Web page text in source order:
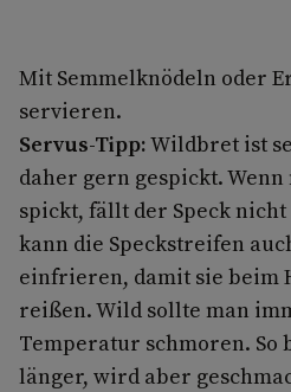
Mit Semmelknödeln oder
servieren.
Servus-Tipp:Wildbret ist
daher gern gespickt.
spickt, fällt der Speck
kann die Speckstreifen
einfrieren, damit sie beim
reißen. Wild sollte man
Temperatur schmoren. So
länger, wird aber